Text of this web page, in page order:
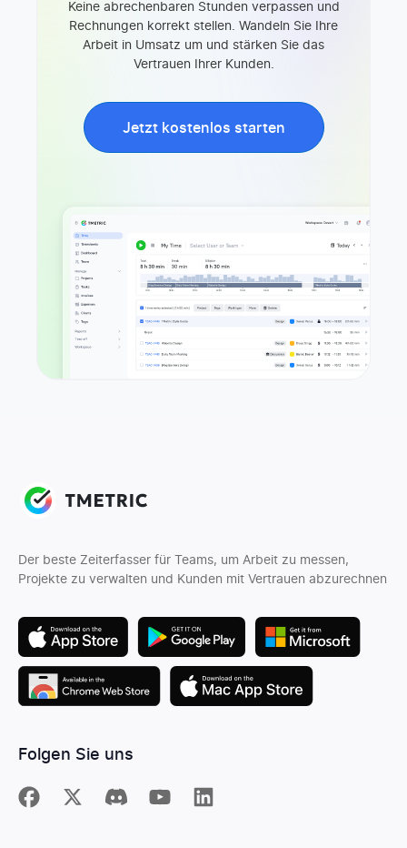
Keine abrechenbaren Stunden verpassen und
Rechnungen korrekt stellen. Wandeln Sie Ihre
Arbeit in Umsatz um und stärken Sie das
Vertrauen Ihrer Kunden.
Jetzt kostenlos starten
Der beste Zeiterfasser für Teams, um Arbeit zu messen,
Projekte zu verwalten und Kunden mit Vertrauen abzurechnen
Folgen Sie uns